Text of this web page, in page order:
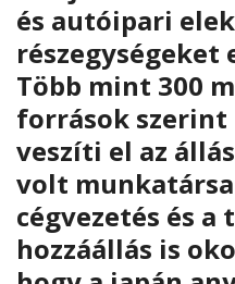
és autóipari
Több mint 300
források szerint
veszíti el az
volt
cégvezetés és
hozzáállás is